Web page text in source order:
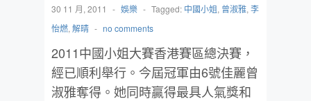
30 11 月, 2011 - 娛樂 - Tagged: 中國小姐, 曾淑雅, 李
怡燃, 解晴 - no comments
2011中國小姐大賽香港賽區總決賽，
經已順利舉行。今屆冠軍由6號佳麗曾
淑雅奪得。她同時贏得最具人氣獎和